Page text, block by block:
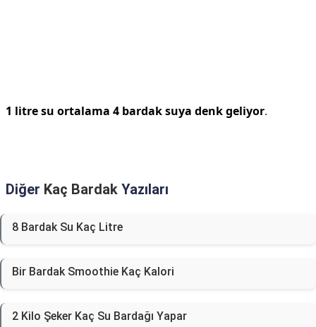
1 litre su ortalama 4 bardak suya denk geliyor.
Diğer Kaç Bardak Yazıları
8 Bardak Su Kaç Litre
Bir Bardak Smoothie Kaç Kalori
2 Kilo Şeker Kaç Su Bardağı Yapar